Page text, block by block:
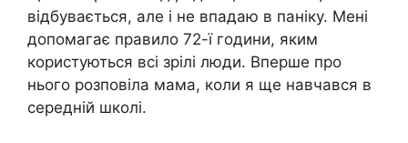
відбувається, але і не впадаю в паніку. Мені
допомагає правило 72-ї години, яким
користуються всі зрілі люди. Вперше про
нього розповіла мама, коли я ще навчався в
середній школі.